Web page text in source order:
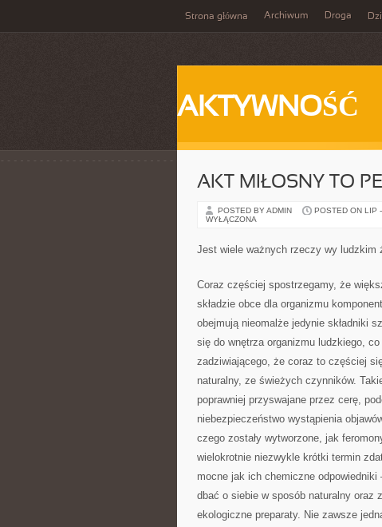
Strona główna Archiwum Droga
AKTYWNOŚĆ
AKT MIŁOSNY TO
POSTED BY ADMIN POSTED ON LIP
WYŁĄCZONA
Jest wiele ważnych rzeczy wy ludzkim
Coraz częściej spostrzegamy, że
składzie obce dla organizmu
obejmują nieomalże jedynie składniki
się do wnętrza organizmu ludzkiego,
zadziwiającego, że coraz to częściej
naturalny, ze świeżych czynników.
poprawniej przyswajane przez cerę,
niebezpieczeństwo wystąpienia
czego zostały wytworzone, jak
wielokrotnie niezwykle krótki termin
mocne jak ich chemiczne odpowiedniki
dbać o siebie w sposób naturalny oraz
ekologiczne preparaty. Nie zawsze